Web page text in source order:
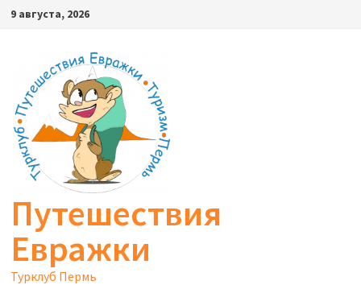
Перейти
содержимому
9 августа, 2026
Путешествия
Евражки
Турклуб Пермь